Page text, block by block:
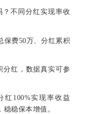
不同分红实现率收
保费50万、分红累积
分红，数据真实可参
红100%实现率收益
稳保本增值。